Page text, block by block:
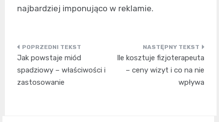
najbardziej imponująco w reklamie.
Nawigacja
wpisu
Jak powstaje miód
spadziowy – właściwości i
zastosowanie
Ile kosztuje fizjoterapeuta
– ceny wizyt i co na nie
wpływa